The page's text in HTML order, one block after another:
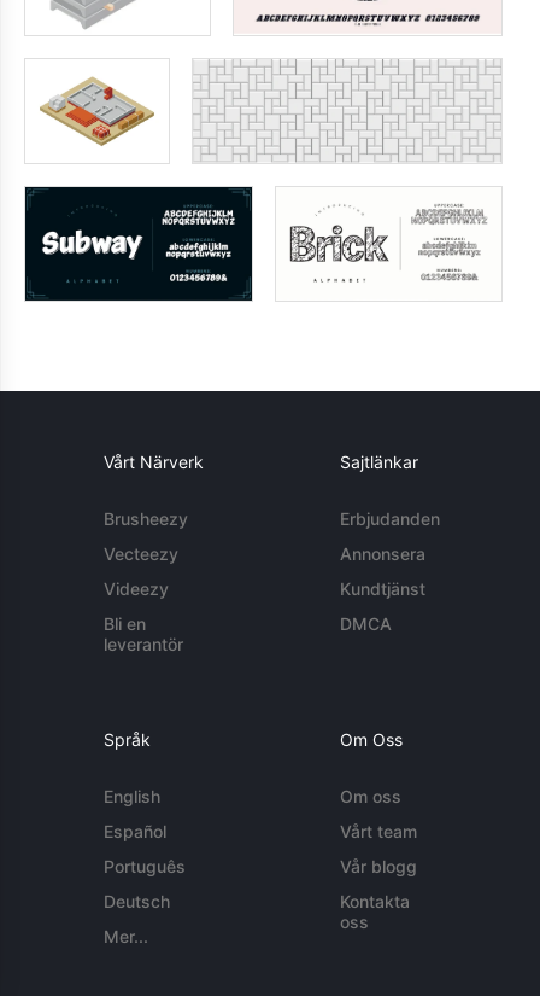
Vårt Närverk
Brusheezy
Vecteezy
Videezy
Bli en
leverantör
Sajtlänkar
Erbjudanden
Annonsera
Kundtjänst
DMCA
Språk
English
Español
Português
Deutsch
Mer...
Om Oss
Om oss
Vårt team
Vår blogg
Kontakta
oss